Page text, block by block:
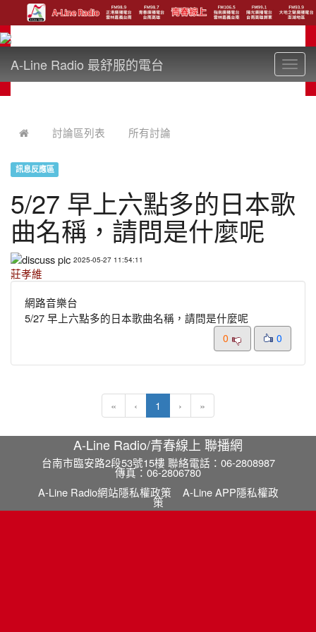
A-Line Radio 最舒服的電台
討論區列表 所有討論
訊息反應區
5/27 早上六點多的日本歌
曲名稱，請問是什麼呢
2025-05-27 11:54:11
莊孝維
網路音樂台
5/27 早上六點多的日本歌曲名稱，請問是什麼呢
0 0
« ‹ 1 (current)
› »
A-Line Radio/青春線上 聯播網
台南市臨安路2段53號15樓 聯絡電話：06-2808987
傳真：06-2806780
A-Line Radio網站隱私權政策
A-Line APP隱私權政
策